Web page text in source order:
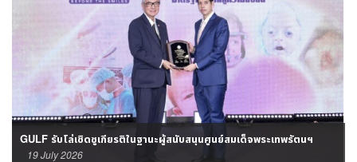
GULF รับโล่เชิดชูเกียรติในฐานะผู้สนับสนุนศูนย์สมเด็จพระเทพรัตนฯ
19 July 2026